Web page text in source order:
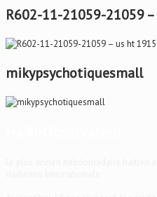
R602-11-21059-21059
mikypsychotiquesmall